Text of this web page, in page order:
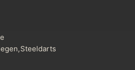
,Steeldarts